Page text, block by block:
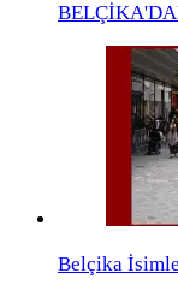
Belçika